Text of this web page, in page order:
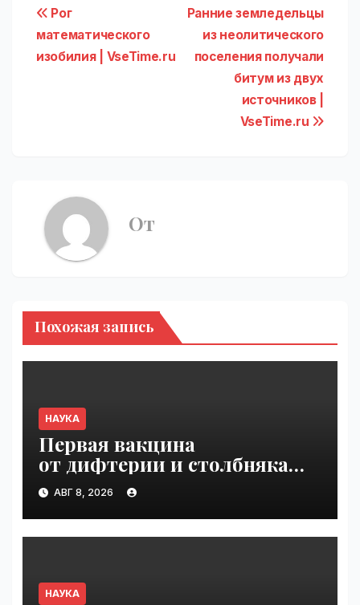
Навигация
по
Ранние земледельцы
из неолитического
поселения получали
битум из двух
источников |
VseTime.ru
Рог
математического
изобилия | VseTime.ru
От
Похожая запись
НАУКА
Первая вакцина
от дифтерии и столбняка
с хранением без
холодильника прошла
первую фазу испытаний |
VseTime.ru
АВГ 8, 2026
НАУКА